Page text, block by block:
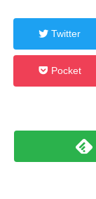
Twitter
Pocket